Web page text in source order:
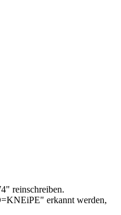
reinschreiben.
erkannt werden,